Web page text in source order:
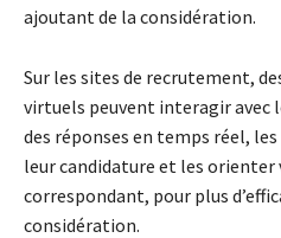
ajoutant de la considération.
Sur les sites de recrutement,
virtuels peuvent interagir avec
des réponses en temps réel,
leur candidature et les orienter
correspondant, pour plus
considération.